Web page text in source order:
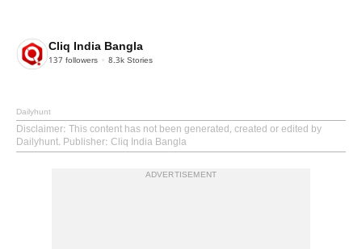
Cliq India Bangla
137 followers 8.3k Stories
Dailyhunt
Disclaimer: This content has not been generated, created or edited by
Dailyhunt. Publisher: Cliq India Bangla
ADVERTISEMENT